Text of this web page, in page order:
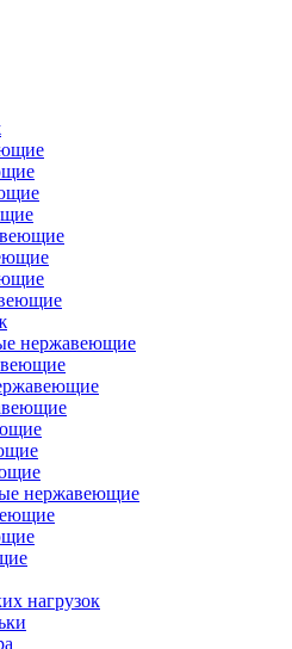
нержавеющие
нержавеющие
нагрузок